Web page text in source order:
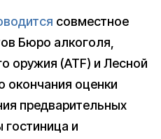
совместное
Бюро алкоголя,
оружия (ATF) и Лесной
оценки
предварительных
гостиница и